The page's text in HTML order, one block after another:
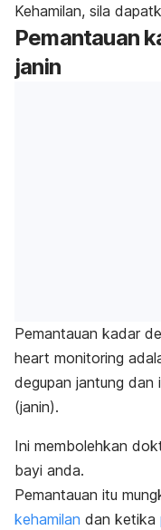
Kehamilan, sila
Pemantauan
janin
Pemantauan kadar
heart monitoring
degupan jantung dan
(janin).
Ini membolehkan
bayi anda.
Pemantauan itu
kehamilan dan ketika